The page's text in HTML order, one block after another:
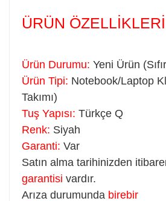
ÜRÜN
Ürün Durumu: Yeni Ürün
Ürün Tipi: Notebook/Laptop
Takımı)
Tuş Yapısı: Türkçe Q
Renk: Siyah
Garanti: Var
Satın alma tarihinizden
garantisi vardır.
Arıza durumunda birebir